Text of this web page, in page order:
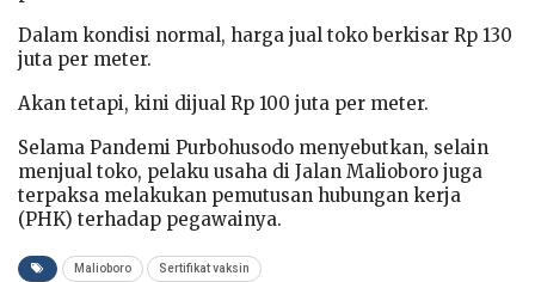
Dalam kondisi normal, harga jual toko berkisar Rp 130
juta per meter.
Akan tetapi, kini dijual Rp 100 juta per meter.
Selama Pandemi Purbohusodo menyebutkan, selain
menjual toko, pelaku usaha di Jalan Malioboro juga
terpaksa melakukan pemutusan hubungan kerja
(PHK) terhadap pegawainya.
Malioboro Sertifikat vaksin